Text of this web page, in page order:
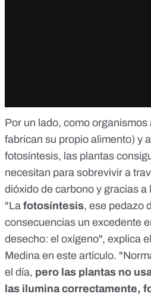
Por un lado, como organismos
fabrican su propio alimento) y
fotosíntesis, las plantas
necesitan para sobrevivir a
dióxido de carbono y gracias a
"La fotosíntesis, ese pedazo
consecuencias un excedente
desecho: el oxígeno", explica
Medina en este artículo.
el día, pero las plantas no
las ilumina correctamente,